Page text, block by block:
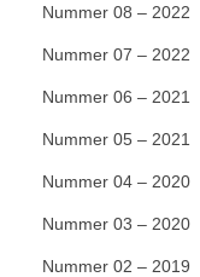
Nummer 08 – 2022
Nummer 07 – 2022
Nummer 06 – 2021
Nummer 05 – 2021
Nummer 04 – 2020
Nummer 03 – 2020
Nummer 02 – 2019